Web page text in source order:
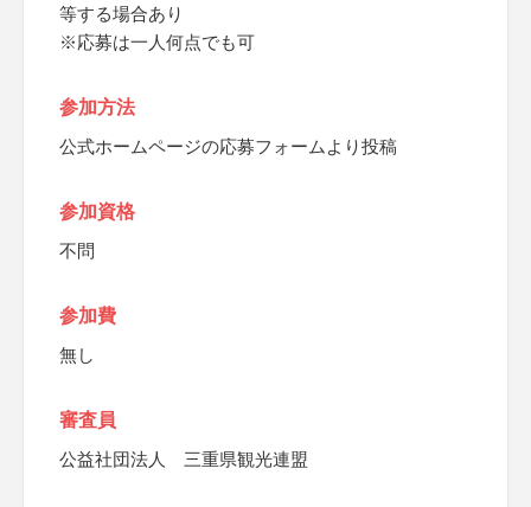
等する場合あり
※応募は一人何点でも可
参加方法
公式ホームページの応募フォームより投稿
参加資格
不問
参加費
無し
審査員
公益社団法人 三重県観光連盟